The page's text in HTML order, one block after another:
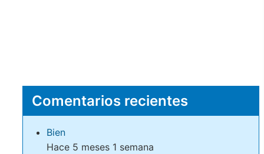
Comentarios recientes
Bien
Hace 5 meses 1 semana